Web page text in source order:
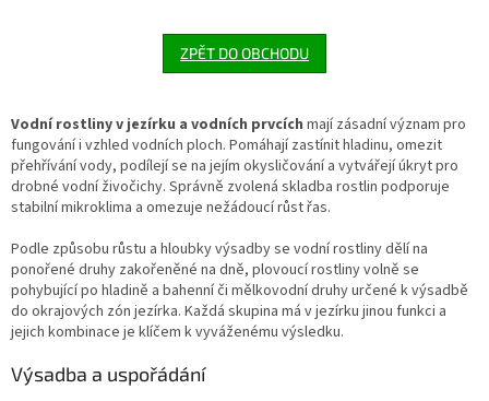
ZPĚT DO OBCHODU
Vodní rostliny v jezírku a vodních prvcích mají zásadní význam pro
fungování i vzhled vodních ploch. Pomáhají zastínit hladinu, omezit
přehřívání vody, podílejí se na jejím okysličování a vytvářejí úkryt pro
drobné vodní živočichy. Správně zvolená skladba rostlin podporuje
stabilní mikroklima a omezuje nežádoucí růst řas.
Podle způsobu růstu a hloubky výsadby se vodní rostliny dělí na
ponořené druhy zakořeněné na dně, plovoucí rostliny volně se
pohybující po hladině a bahenní či mělkovodní druhy určené k výsadbě
do okrajových zón jezírka. Každá skupina má v jezírku jinou funkci a
jejich kombinace je klíčem k vyváženému výsledku.
Výsadba a uspořádání